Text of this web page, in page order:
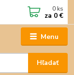
Menu
Hľadať
0 ks
za 0 €